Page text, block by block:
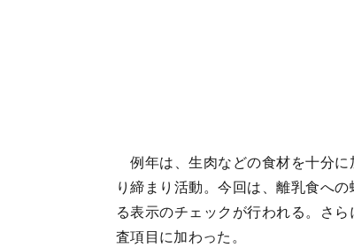
例年は、生肉などの食材を十分
り締まり活動。今回は、離乳食へ
る表示のチェックが行われる。さ
査項目に加わった。